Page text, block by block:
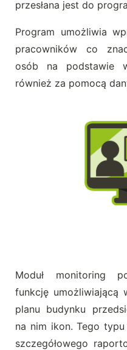
przesłana jest do
Program umożliwia
pracowników co
osób na podstawie
również za pomocą
Moduł monitoring
funkcję umożliwiającą
planu budynku
na nim ikon. Tego
szczegółowego